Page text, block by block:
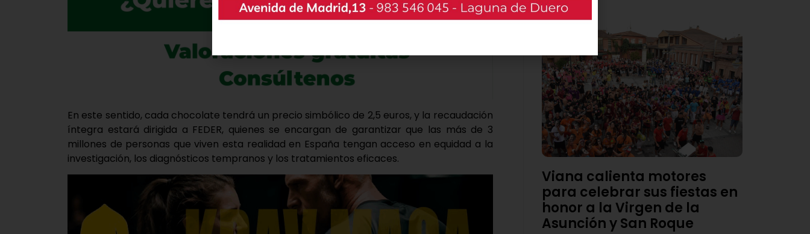
En este sentido, cada chocolate tendrá un precio simbólico de 2,5 euros, y la recaudación
íntegra estará dirigida a FEDER, quienes se encargan de garantizar que las más de 3
millones de personas que viven esta realidad en España tengan acceso en equidad a la
investigación, los diagnósticos tempranos y los tratamientos eficaces.
Viana calienta motores
para celebrar sus fiestas en
honor a la Virgen de la
Asunción y San Roque